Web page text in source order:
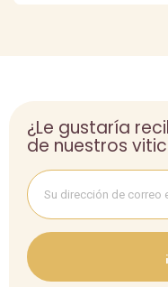
¿Le gustaría
de nuestros